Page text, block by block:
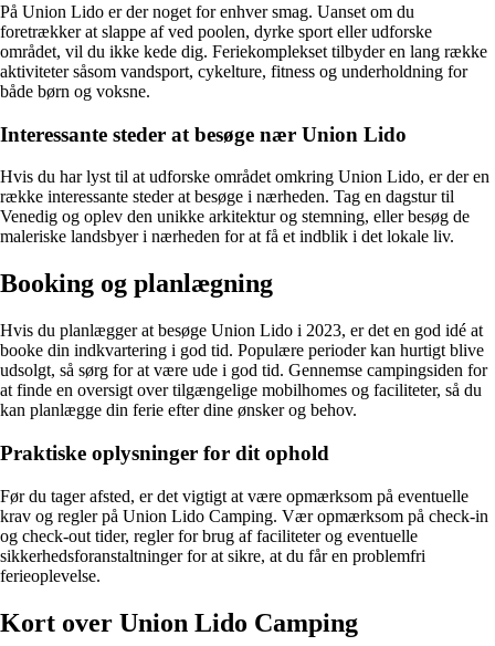
På Union Lido er der noget for enhver smag. Uanset om du
foretrækker at slappe af ved poolen, dyrke sport eller udforske
området, vil du ikke kede dig. Feriekomplekset tilbyder en lang række
aktiviteter såsom vandsport, cykelture, fitness og underholdning for
både børn og voksne.
Interessante steder at besøge nær Union Lido
Hvis du har lyst til at udforske området omkring Union Lido, er der en
række interessante steder at besøge i nærheden. Tag en dagstur til
Venedig og oplev den unikke arkitektur og stemning, eller besøg de
maleriske landsbyer i nærheden for at få et indblik i det lokale liv.
Booking og planlægning
Hvis du planlægger at besøge Union Lido i 2023, er det en god idé at
booke din indkvartering i god tid. Populære perioder kan hurtigt blive
udsolgt, så sørg for at være ude i god tid. Gennemse campingsiden for
at finde en oversigt over tilgængelige mobilhomes og faciliteter, så du
kan planlægge din ferie efter dine ønsker og behov.
Praktiske oplysninger for dit ophold
Før du tager afsted, er det vigtigt at være opmærksom på eventuelle
krav og regler på Union Lido Camping. Vær opmærksom på check-in
og check-out tider, regler for brug af faciliteter og eventuelle
sikkerhedsforanstaltninger for at sikre, at du får en problemfri
ferieoplevelse.
Kort over Union Lido Camping